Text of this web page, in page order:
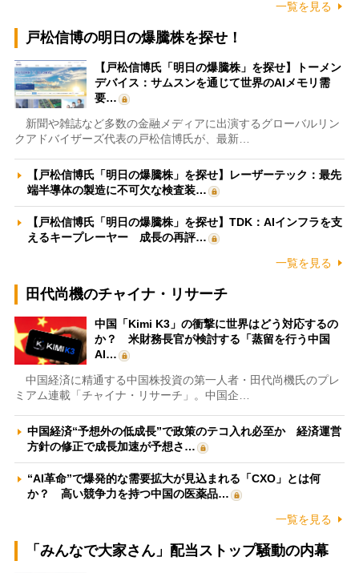
一覧を見る
戸松信博の明日の爆騰株を探せ！
【戸松信博氏「明日の爆騰株」を探せ】トーメン
デバイス：サムスンを通じて世界のAIメモリ需
要…
新聞や雑誌など多数の金融メディアに出演するグローバルリン
クアドバイザーズ代表の戸松信博氏が、最新…
【戸松信博氏「明日の爆騰株」を探せ】レーザーテック：最先
端半導体の製造に不可欠な検査装…
【戸松信博氏「明日の爆騰株」を探せ】TDK：AIインフラを支
えるキープレーヤー 成長の再評…
一覧を見る
田代尚機のチャイナ・リサーチ
中国「Kimi K3」の衝撃に世界はどう対応するの
か？ 米財務長官が検討する「蒸留を行う中国
AI…
中国経済に精通する中国株投資の第一人者・田代尚機氏のプレ
ミアム連載「チャイナ・リサーチ」。中国企…
中国経済“予想外の低成長”で政策のテコ入れ必至か 経済運営
方針の修正で成長加速が予想さ…
“AI革命”で爆発的な需要拡大が見込まれる「CXO」とは何
か？ 高い競争力を持つ中国の医薬品…
一覧を見る
「みんなで大家さん」配当ストップ騒動の内幕